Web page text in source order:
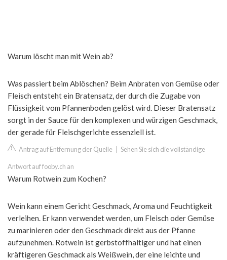
Warum löscht man mit Wein ab?
Was passiert beim Ablöschen? Beim Anbraten von Gemüse oder
Fleisch entsteht ein Bratensatz, der durch die Zugabe von
Flüssigkeit vom Pfannenboden gelöst wird. Dieser Bratensatz
sorgt in der Sauce für den komplexen und würzigen Geschmack,
der gerade für Fleischgerichte essenziell ist.
Antrag auf Entfernung der Quelle Sehen Sie sich die vollständige
Antwort auf fooby.ch an
Warum Rotwein zum Kochen?
Wein kann einem Gericht Geschmack, Aroma und Feuchtigkeit
verleihen. Er kann verwendet werden, um Fleisch oder Gemüse
zu marinieren oder den Geschmack direkt aus der Pfanne
aufzunehmen. Rotwein ist gerbstoffhaltiger und hat einen
kräftigeren Geschmack als Weißwein, der eine leichte und